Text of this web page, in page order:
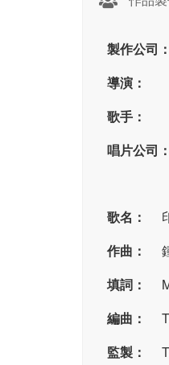
製作公司：
導演：
歌手：
唱片公司：
歌名：
作曲：
填詞：
編曲：
監製：